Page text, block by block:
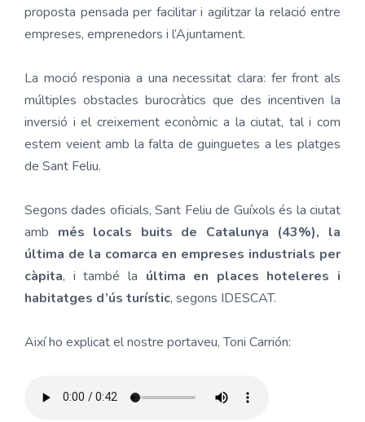
proposta pensada per facilitar i agilitzar la relació entre
empreses, emprenedors i l’Ajuntament.
La moció responia a una necessitat clara: fer front als
múltiples obstacles burocràtics que des incentiven la
inversió i el creixement econòmic a la ciutat, tal i com
estem veient amb la falta de guinguetes a les platges
de Sant Feliu.
Segons dades oficials, Sant Feliu de Guíxols és la ciutat
amb més locals buits de Catalunya (43%), la
última de la comarca en empreses industrials per
càpita, i també la última en places hoteleres i
habitatges d’ús turístic, segons IDESCAT.
Així ho explicat el nostre portaveu, Toni Carrión: